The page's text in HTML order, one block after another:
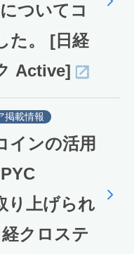
ついてコ
た。 [日経
Active]
掲載情報
インの活用
り上げられ
クロステ